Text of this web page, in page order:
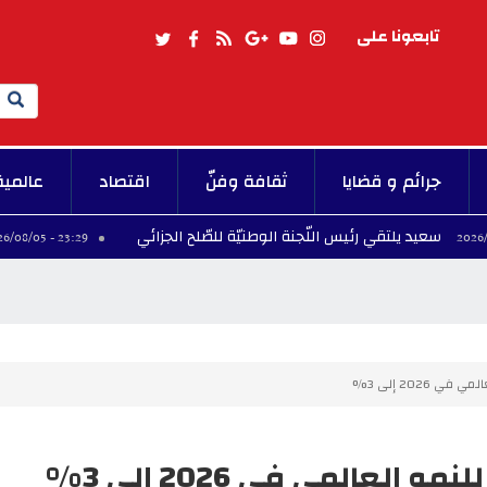
تابعونا على
Search
جرائم و قضايا ثقافة وفنّ اقتصاد
رئيس اللّجنة الوطنيّة للصّلح الجزائي 23:29 - 2026/08/05
إلى 3%